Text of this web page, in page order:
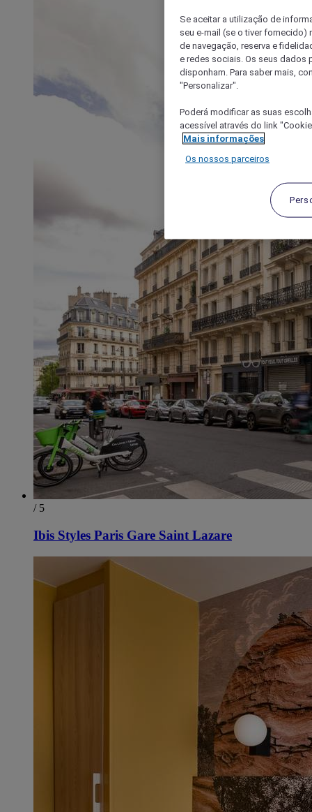
/ 5
Ibis Styles Paris Gare Saint Lazare
Se aceitar a utilização de
seu e-mail (se o tiver
de navegação, reserva e
e redes sociais. Os seus dados
disponham. Para saber mais,
"Personalizar".
Poderá modificar as suas
acessível através do link
Mais informações
Os nossos parceiros